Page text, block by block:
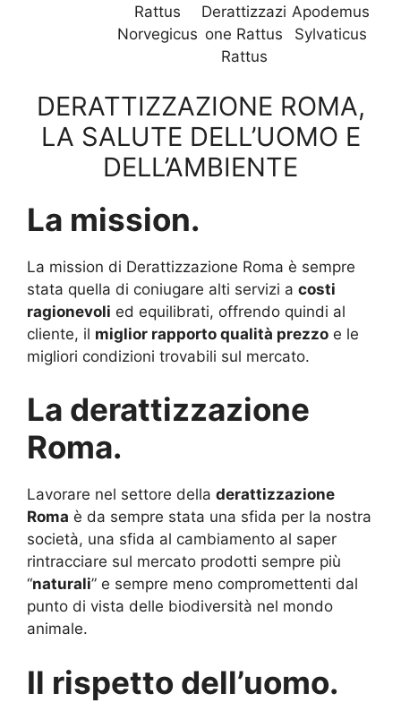
Rattus
Norvegicus
Derattizzazi
one Rattus
Rattus
Apodemus
Sylvaticus
DERATTIZZAZIONE ROMA,
LA SALUTE DELL’UOMO E
DELL’AMBIENTE
La mission.
La mission di Derattizzazione Roma è sempre
stata quella di coniugare alti servizi a costi
ragionevoli ed equilibrati, offrendo quindi al
cliente, il miglior rapporto qualità prezzo e le
migliori condizioni trovabili sul mercato.
La derattizzazione
Roma.
Lavorare nel settore della derattizzazione
Roma è da sempre stata una sfida per la nostra
società, una sfida al cambiamento al saper
rintracciare sul mercato prodotti sempre più
“naturali” e sempre meno compromettenti dal
punto di vista delle biodiversità nel mondo
animale.
Il rispetto dell’uomo.